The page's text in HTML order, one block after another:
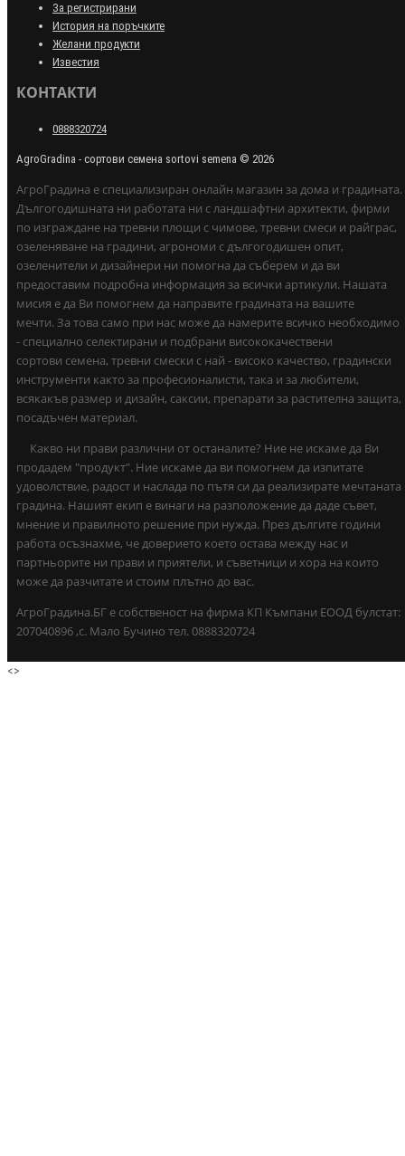
За регистрирани
История на поръчките
Желани продукти
Известия
КОНТАКТИ
0888320724
AgroGradina - сортови семена sortovi semena © 2026
АгроГрадина е специализиран онлайн магазин за дома и градината.
Дългогодишната ни работата ни с ландшафтни архитекти, фирми
по изграждане на тревни площи с чимове, тревни смеси и райграс,
озеленяване на градини, агрономи с дългогодишен опит,
озеленители и дизайнери ни помогна да съберем и да ви
предоставим подробна информация за всички артикули. Нашата
мисия е да Ви помогнем да направите градината на вашите
мечти. За това само при нас може да намерите всичко необходимо
- специално селектирани и подбрани висококачествени
сортови семена, тревни смески с най - високо качество, градински
инструменти както за професионалисти, така и за любители,
всякакъв размер и дизайн, саксии, препарати за растителна защита,
посадъчен материал.
Какво ни прави различни от останалите? Ние не искаме да Ви
продадем "продукт". Ние искаме да ви помогнем да изпитате
удоволствие, радост и наслада по пътя си да реализирате мечтаната
градина. Нашият екип е винаги на разположение да даде съвет,
мнение и правилното решение при нужда. През дългите години
работа осъзнахме, че доверието което остава между нас и
партньорите ни прави и приятели, и съветници и хора на които
може да разчитате и стоим плътно до вас.
АгроГрадина.БГ е собственост на фирма КП Къмпани ЕООД булстат:
207040896 ,с. Мало Бучино тел. 0888320724
<>